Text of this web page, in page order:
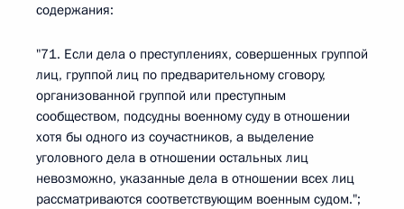
содержания:
"71. Если дела о преступлениях, совершенных группой
лиц, группой лиц по предварительному сговору,
организованной группой или преступным
сообществом, подсудны военному суду в отношении
хотя бы одного из соучастников, а выделение
уголовного дела в отношении остальных лиц
невозможно, указанные дела в отношении всех лиц
рассматриваются соответствующим военным судом.";